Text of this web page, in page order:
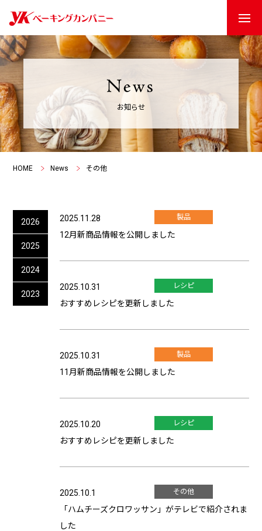
お知らせ
HOME News その他
2026
2025
2024
2023
2025.11.28 製品
12月新商品情報を公開しました
2025.10.31 レシピ
おすすめレシピを更新しました
2025.10.31 製品
11月新商品情報を公開しました
2025.10.20 レシピ
おすすめレシピを更新しました
2025.10.1 その他
「ハムチーズクロワッサン」がテレビで紹介されま
した